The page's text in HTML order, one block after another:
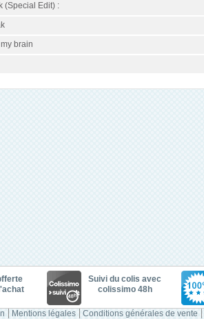
(Special Edit) :
brain
Suivi du colis avec
colissimo 48h
Mentions légales Conditions générales de vente